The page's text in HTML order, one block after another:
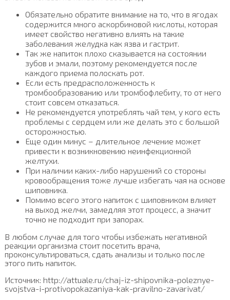
Обязательно обратите внимание на то, что в ягодах
содержится много аскорбиновой кислоты, которая
имеет свойство негативно влиять на такие
заболевания желудка как язва и гастрит.
Так же напиток плохо сказывается на состоянии
зубов и эмали, поэтому рекомендуется после
каждого приема полоскать рот.
Если есть предрасположенность к
тромбообразованию или тромбофлебиту, то от него
стоит совсем отказаться.
Не рекомендуется употреблять чай тем, у кого есть
проблемы с сердцем или же делать это с большой
осторожностью.
Еще один минус – длительное лечение может
привести к возникновению неинфекционной
желтухи.
При наличии каких-либо нарушений со стороны
кровообращения тоже лучше избегать чая на основе
шиповника.
Помимо всего этого напиток с шиповником влияет
на выход желчи, замедляя этот процесс, а значит
точно не подходит при запорах.
В любом случае для того чтобы избежать негативной
реакции организма стоит посетить врача,
проконсультироваться, сдать анализы и только после
этого пить напиток.
Источник: http://attuale.ru/chaj-iz-shipovnika-poleznye-
svojstva-i-protivopokazaniya-kak-pravilno-zavarivat/